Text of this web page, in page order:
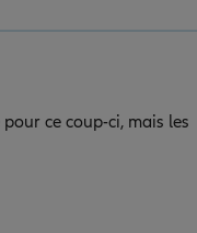
ce coup-ci, mais les